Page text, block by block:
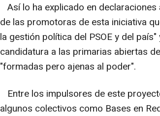
Así lo ha explicado en
de las promotoras de esta iniciativa
la gestión política del PSOE y del
candidatura a las primarias abiertas
"formadas pero ajenas al poder".
Entre los impulsores de este
algunos colectivos como Bases en